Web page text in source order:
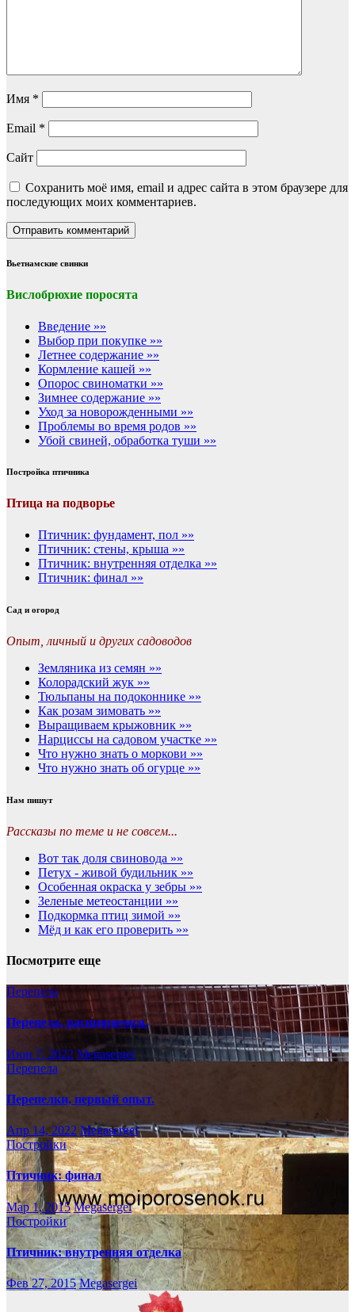
Имя *
Email *
Сайт
Сохранить моё имя, email и адрес сайта в этом браузере для
последующих моих комментариев.
Вьетнамские свинки
Вислобрюхие поросята
Введение »»
Выбор при покупке »»
Летнее содержание »»
Кормление кашей »»
Опорос свиноматки »»
Зимнее содержание »»
Уход за новорожденными »»
Проблемы во время родов »»
Убой свиней, обработка туши »»
Постройка птичника
Птица на подворье
Птичник: фундамент, пол »»
Птичник: стены, крыша »»
Птичник: внутренняя отделка »»
Птичник: финал »»
Сад и огород
Опыт, личный и других садоводов
Земляника из семян »»
Колорадский жук »»
Тюльпаны на подоконнике »»
Как розам зимовать »»
Выращиваем крыжовник »»
Нарциссы на садовом участке »»
Что нужно знать о моркови »»
Что нужно знать об огурце »»
Нам пишут
Рассказы по теме и не совсем...
Вот так доля свиновода »»
Петух - живой будильник »»
Особенная окраска у зебры »»
Зеленые метеостанции »»
Подкормка птиц зимой »»
Мёд и как его проверить »»
Посмотрите еще
Перепела
Перепела, расширяемся.
Июн 7, 2022 Megasergei
Перепела
Перепелки, первый опыт.
Апр 14, 2022 Megasergei
Постройки
Птичник: финал
Мар 1, 2015 Megasergei
Постройки
Птичник: внутренняя отделка
Фев 27, 2015 Megasergei